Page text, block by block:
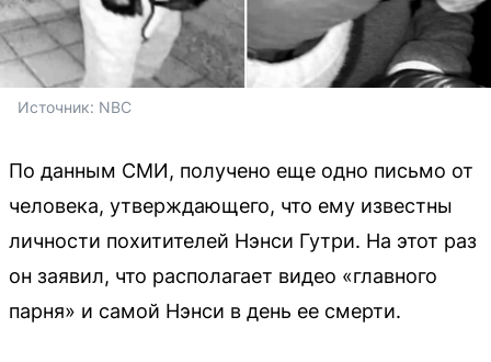
Источник: NBC
По данным СМИ, получено еще одно письмо от
человека, утверждающего, что ему известны
личности похитителей Нэнси Гутри. На этот раз
он заявил, что располагает видео «главного
парня» и самой Нэнси в день ее смерти.